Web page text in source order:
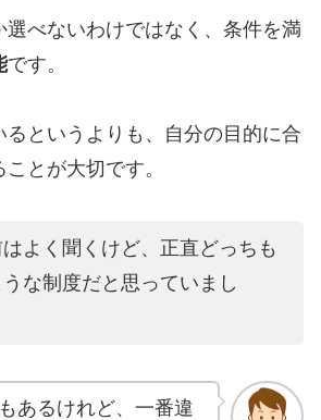
選べないわけではなく、条件を満
です。
るというよりも、自分の目的に合
とが大切です。
はよく聞くけど、正直どっちも
うな制度だと思っていまし
あるけれど、一番違